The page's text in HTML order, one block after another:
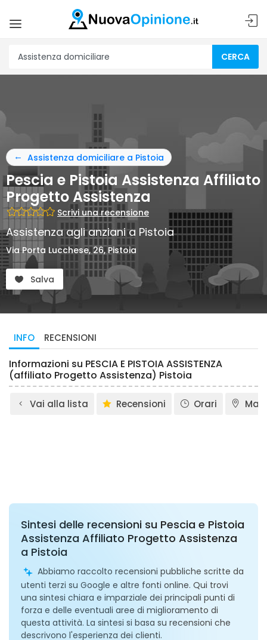
CERCA
Assistenza domiciliare a Pistoia
Pescia e Pistoia Assistenza Affiliato
Progetto Assistenza
Scrivi una recensione
Assistenza agli anziani a Pistoia
Via Porta Lucchese, 26, Pistoia
Salva
INFO RECENSIONI
Informazioni su PESCIA E PISTOIA ASSISTENZA
(affiliato Progetto Assistenza) Pistoia
Vai alla lista Recensioni Orari
Sintesi delle recensioni su Pescia e Pistoia
Assistenza Affiliato Progetto Assistenza
a Pistoia
Abbiamo raccolto recensioni pubbliche scritte da
utenti terzi su Google e altre fonti online. Qui trovi
una sintesi chiara e imparziale dei principali punti di
forza e delle eventuali aree di miglioramento di
questa attività. La sintesi si basa su recensioni che
descrivono l'esperienza dei clienti.